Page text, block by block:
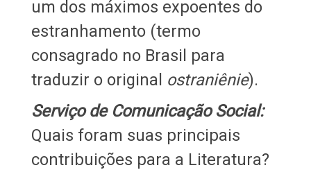
um dos máximos expoentes do
estranhamento (termo
consagrado no Brasil para
traduzir o original ostraniênie).
Serviço de Comunicação Social:
Quais foram suas principais
contribuições para a Literatura?